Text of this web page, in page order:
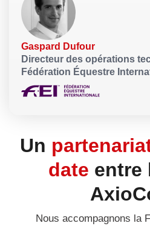
Gaspard Dufour
Directeur des opérations
Fédération Équestre
Un
date entre
Nous accompagnons la